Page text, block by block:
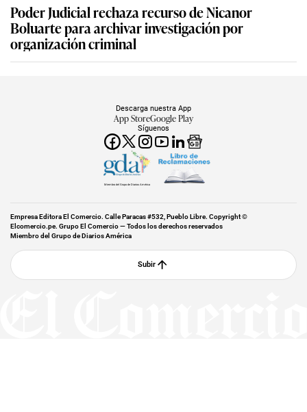
Poder Judicial rechaza recurso de Nicanor
Boluarte para archivar investigación por
organización criminal
Síguenos
Descarga nuestra App
App StoreGoogle Play
Miembro del Grupo de Diarios América
Empresa Editora El Comercio. Calle Paracas #532, Pueblo Libre. Copyright ©
Elcomercio.pe. Grupo El Comercio — Todos los derechos reservados
Miembro del Grupo de Diarios América
Subir